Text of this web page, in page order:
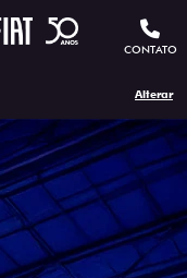
CONTATO
Alterar